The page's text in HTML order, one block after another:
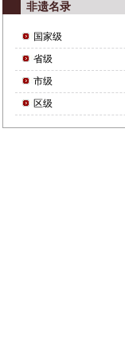
非遗名录
国家级
省级
市级
区级